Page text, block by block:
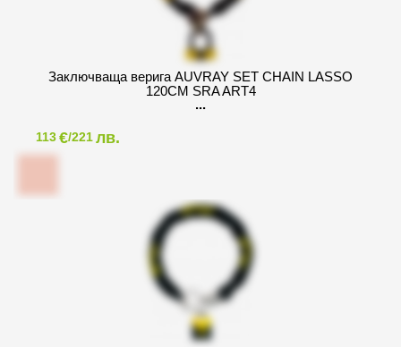
Заключваща верига AUVRAY SET CHAIN LASSO
120CM SRA ART4
113€/221лв.